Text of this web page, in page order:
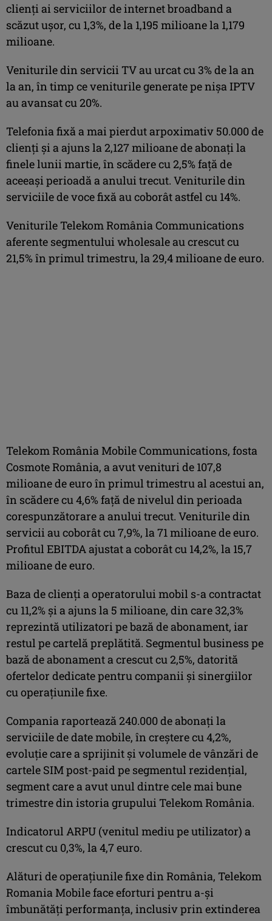
clienţi ai serviciilor de internet broadband a
scăzut uşor, cu 1,3%, de la 1,195 milioane la 1,179
milioane.
Veniturile din servicii TV au urcat cu 3% de la an
la an, în timp ce veniturile generate pe nişa IPTV
au avansat cu 20%.
Telefonia fixă a mai pierdut arpoximativ 50.000 de
clienţi şi a ajuns la 2,127 milioane de abonaţi la
finele lunii martie, în scădere cu 2,5% faţă de
aceeaşi perioadă a anului trecut. Veniturile din
serviciile de voce fixă au coborât astfel cu 14%.
Veniturile Telekom România Communications
aferente segmentului wholesale au crescut cu
21,5% în primul trimestru, la 29,4 milioane de euro.
Telekom România Mobile Communications, fosta
Cosmote România, a avut venituri de 107,8
milioane de euro în primul trimestru al acestui an,
în scădere cu 4,6% faţă de nivelul din perioada
corespunzătorare a anului trecut. Veniturile din
servicii au coborât cu 7,9%, la 71 milioane de euro.
Profitul EBITDA ajustat a coborât cu 14,2%, la 15,7
milioane de euro.
Baza de clienţi a operatorului mobil s-a contractat
cu 11,2% şi a ajuns la 5 milioane, din care 32,3%
reprezintă utilizatori pe bază de abonament, iar
restul pe cartelă preplătită. Segmentul business pe
bază de abonament a crescut cu 2,5%, datorită
ofertelor dedicate pentru companii şi sinergiilor
cu operaţiunile fixe.
Compania raportează 240.000 de abonaţi la
serviciile de date mobile, în creştere cu 4,2%,
evoluţie care a sprijinit şi volumele de vânzări de
cartele SIM post-paid pe segmentul rezidenţial,
segment care a avut unul dintre cele mai bune
trimestre din istoria grupului Telekom România.
Indicatorul ARPU (venitul mediu pe utilizator) a
crescut cu 0,3%, la 4,7 euro.
Alături de operațiunile fixe din România, Telekom
Romania Mobile face eforturi pentru a-și
îmbunătăți performanța, inclusiv prin extinderea